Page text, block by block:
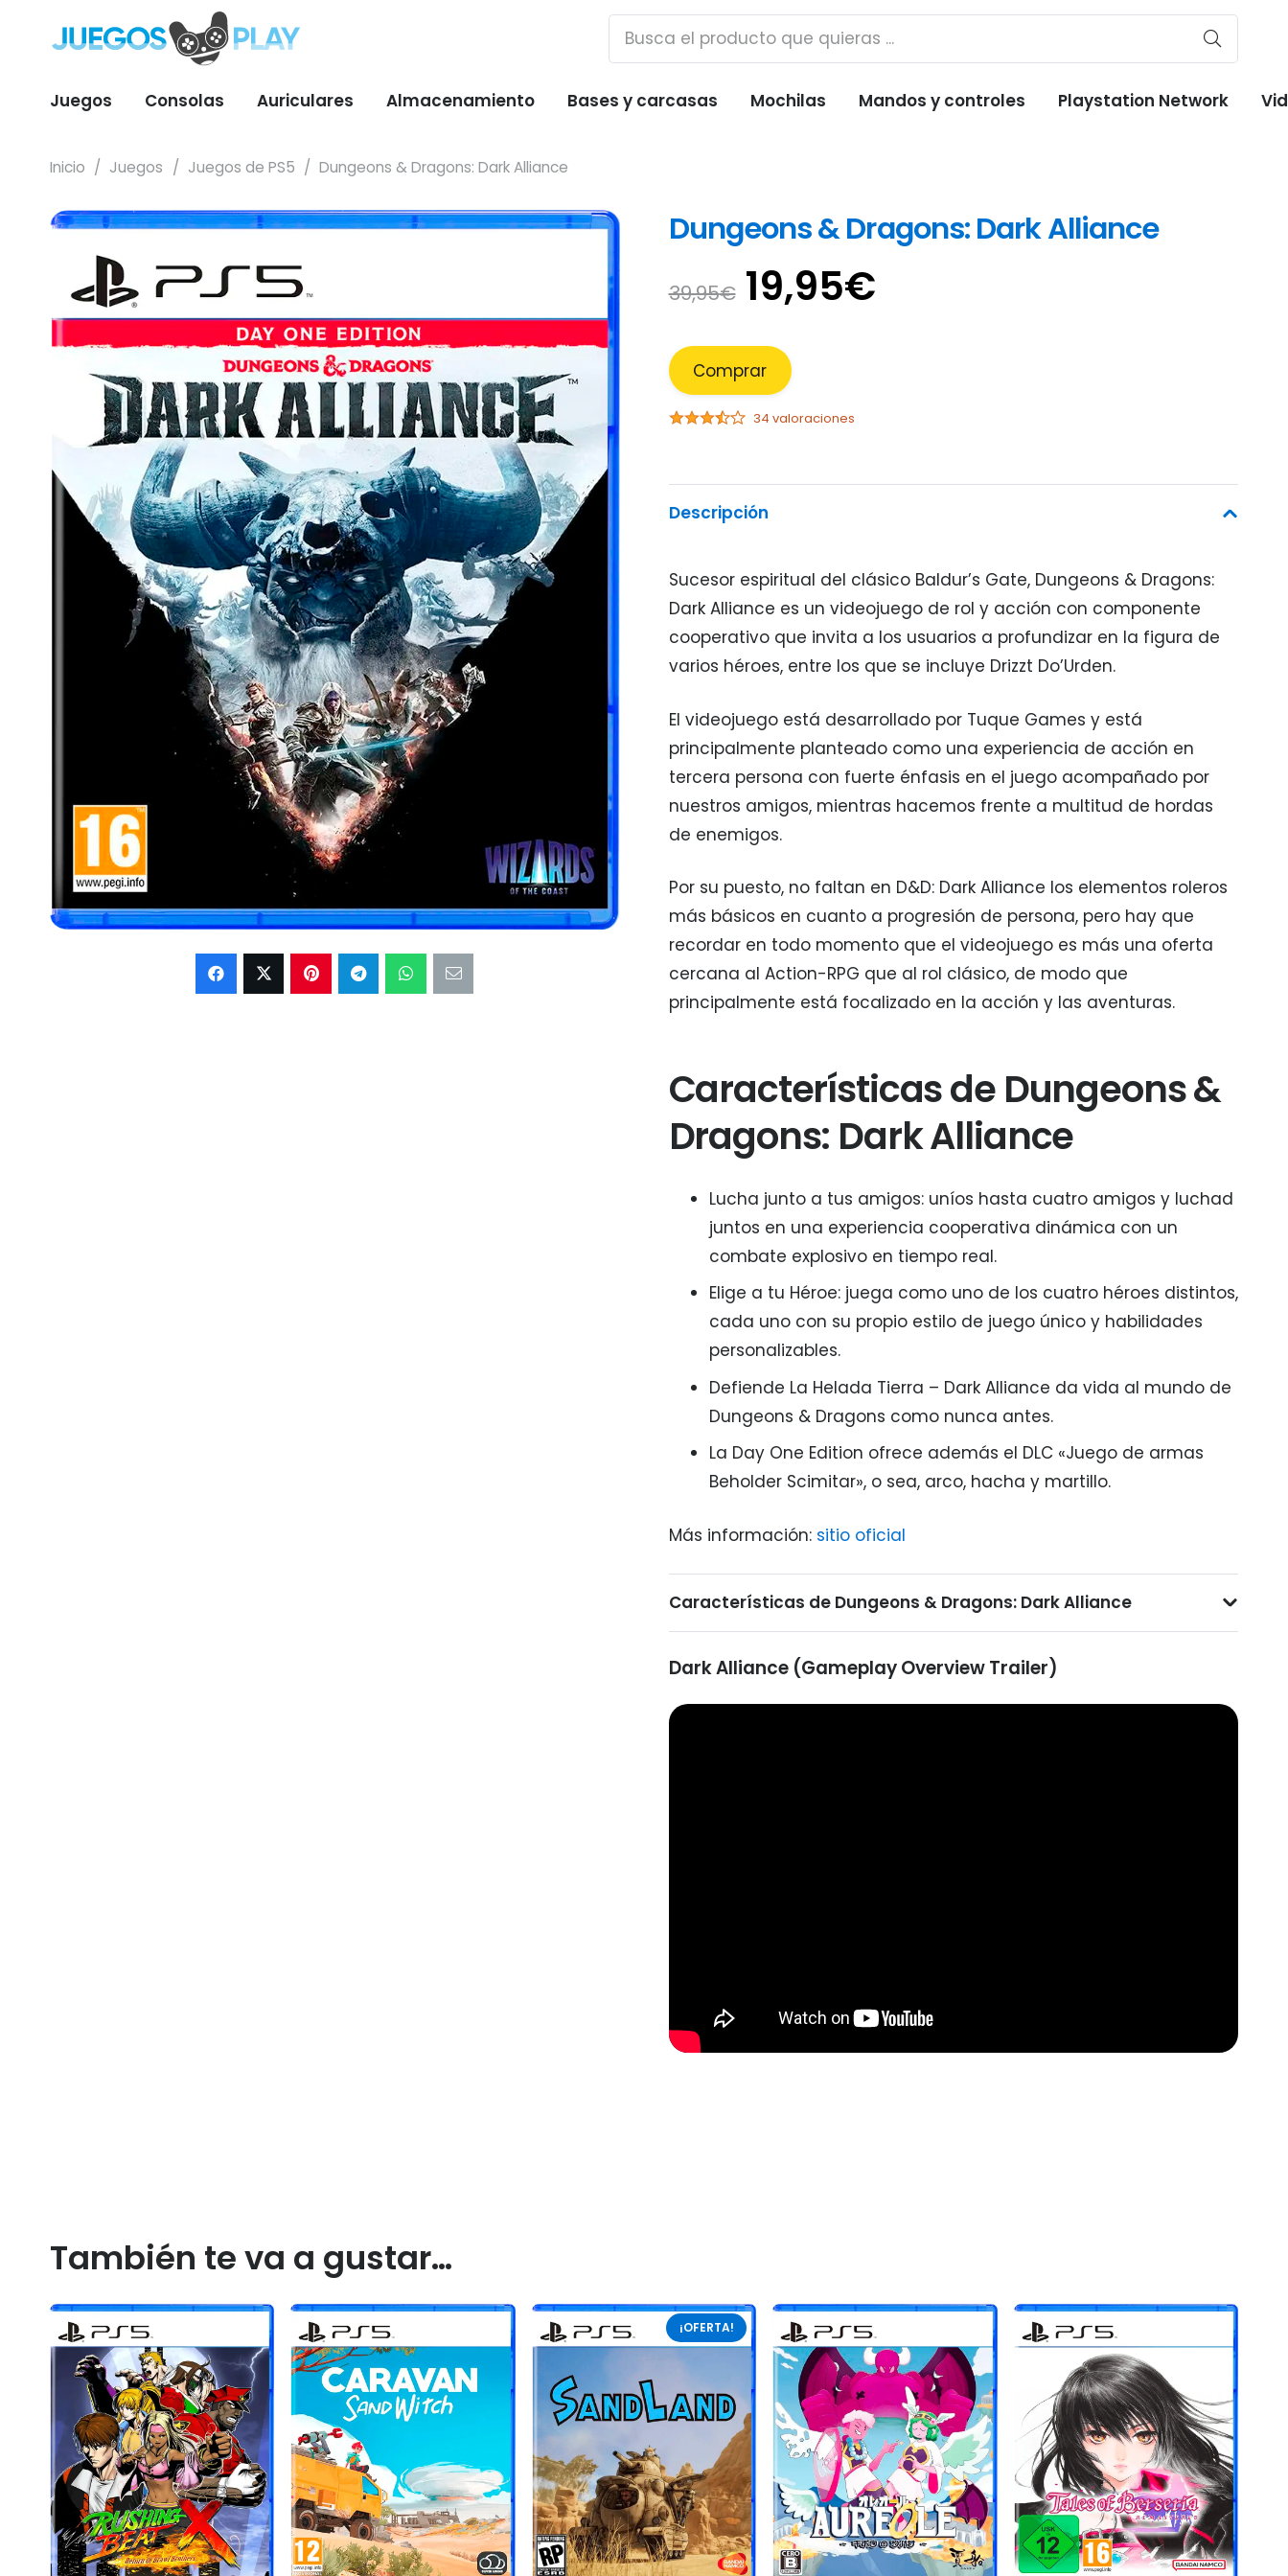
Juegos Consolas Auriculares Almacenamiento Bases y carcasas Mochilas Mandos y controles Playstation Network
Inicio / Juegos / Juegos de PS5 / Dungeons & Dragons: Dark Alliance
Dungeons & Dragons: Dark Alliance
39,95€ El
precio
original
era:
39,95€.
19,95€El
Comprar
34 valoraciones
Descripción
Sucesor espiritual del clásico Baldur’s Gate, Dungeons & Dragons:
Dark Alliance es un videojuego de rol y acción con componente
cooperativo que invita a los usuarios a profundizar en la figura de
varios héroes, entre los que se incluye Drizzt Do’Urden.
El videojuego está desarrollado por Tuque Games y está
principalmente planteado como una experiencia de acción en
tercera persona con fuerte énfasis en el juego acompañado por
nuestros amigos, mientras hacemos frente a multitud de hordas
de enemigos.
Por su puesto, no faltan en D&D: Dark Alliance los elementos roleros
más básicos en cuanto a progresión de persona, pero hay que
recordar en todo momento que el videojuego es más una oferta
cercana al Action-RPG que al rol clásico, de modo que
principalmente está focalizado en la acción y las aventuras.
Características de Dungeons &
Dragons: Dark Alliance
Lucha junto a tus amigos: uníos hasta cuatro amigos y luchad
juntos en una experiencia cooperativa dinámica con un
combate explosivo en tiempo real.
Elige a tu Héroe: juega como uno de los cuatro héroes distintos,
cada uno con su propio estilo de juego único y habilidades
personalizables.
Defiende La Helada Tierra – Dark Alliance da vida al mundo de
Dungeons & Dragons como nunca antes.
La Day One Edition ofrece además el DLC «Juego de armas
Beholder Scimitar», o sea, arco, hacha y martillo.
Más información: sitio oficial
Características de Dungeons & Dragons: Dark Alliance
Dark Alliance (Gameplay Overview Trailer)
También te va a gustar…
¡OFERTA!